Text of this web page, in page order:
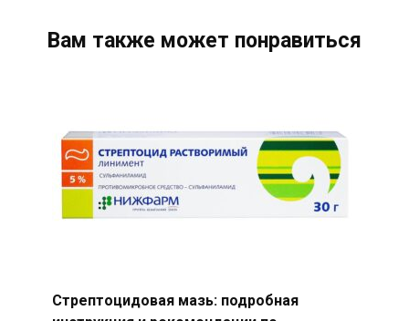
Вам также может понравиться
Стрептоцидовая мазь: подробная